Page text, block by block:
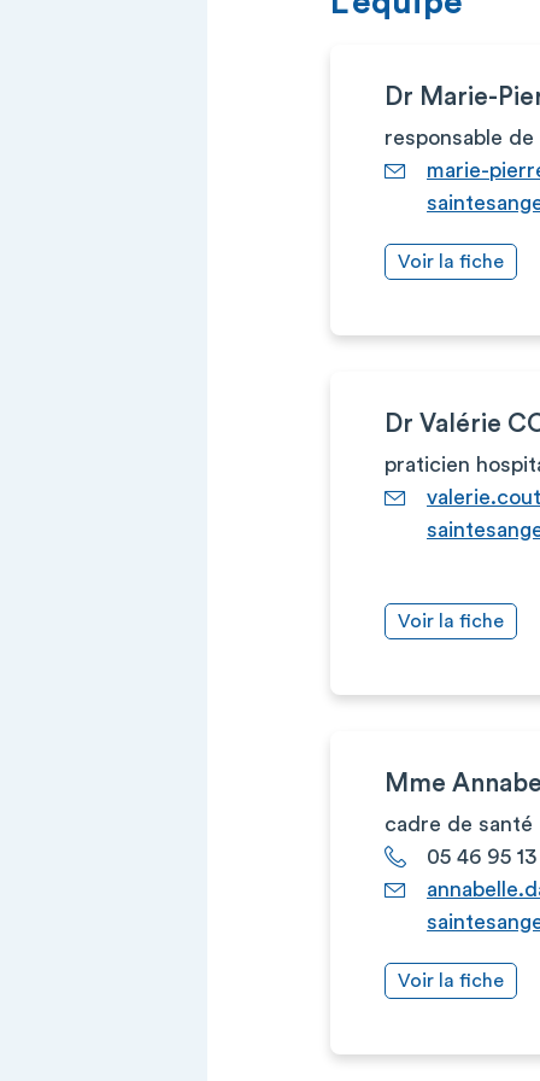
Dr Marie-
responsable
marie-
Voir la fiche
Dr Valérie
praticien
Voir la fiche
Mme
cadre de santé
05 46 95
Voir la fiche